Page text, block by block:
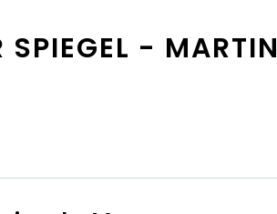
SPIEGEL - MARTIN